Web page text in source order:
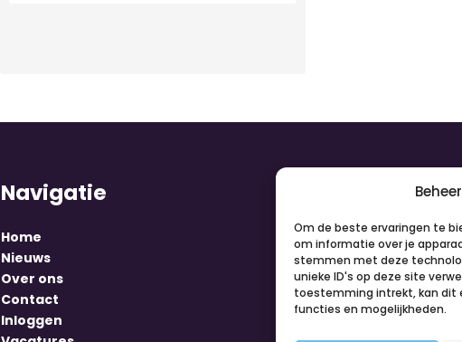
Om de beste ervaringen te
om informatie over je
stemmen met deze
unieke ID's op deze site
toestemming intrekt, kan dit
functies en mogelijkheden.
Navigatie
Home
Nieuws
Over ons
Contact
Inloggen
Volg ons